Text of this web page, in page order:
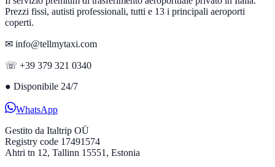
Prezzi fissi, autisti professionali, tutti e 13 i principali aeroporti
coperti.
✉ info@tellmytaxi.com
☏ +39 379 321 0340
● Disponibile 24/7
WhatsApp
Gestito da Italtrip OÜ
Registry code 17491574
Ahtri tn 12, Tallinn 15551, Estonia